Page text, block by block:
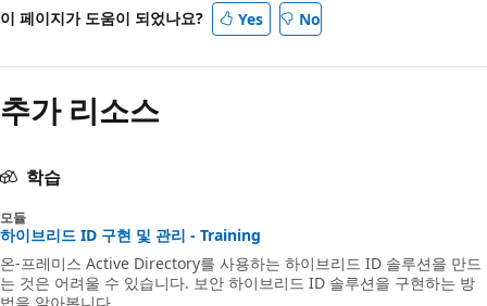
이 페이지가 도움이 되었나요? Yes No
추가 리소스
학습
모듈
하이브리드 ID 구현 및 관리 - Training
온-프레미스 Active Directory를 사용하는 하이브리드 ID 솔루션을 만드
는 것은 어려울 수 있습니다. 보안 하이브리드 ID 솔루션을 구현하는 방